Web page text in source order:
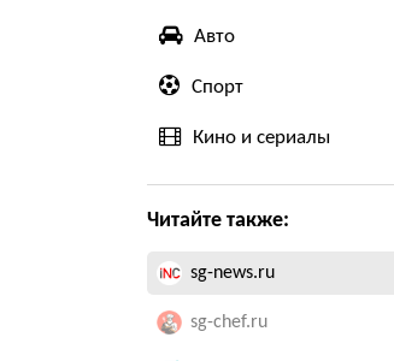
Авто
Спорт
Кино и сериалы
Читайте также:
sg-news.ru
sg-chef.ru